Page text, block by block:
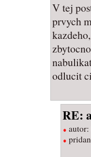
V tej
prvych
odlucit
RE:
autor: